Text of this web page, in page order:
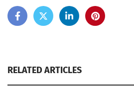
RELATED ARTICLES